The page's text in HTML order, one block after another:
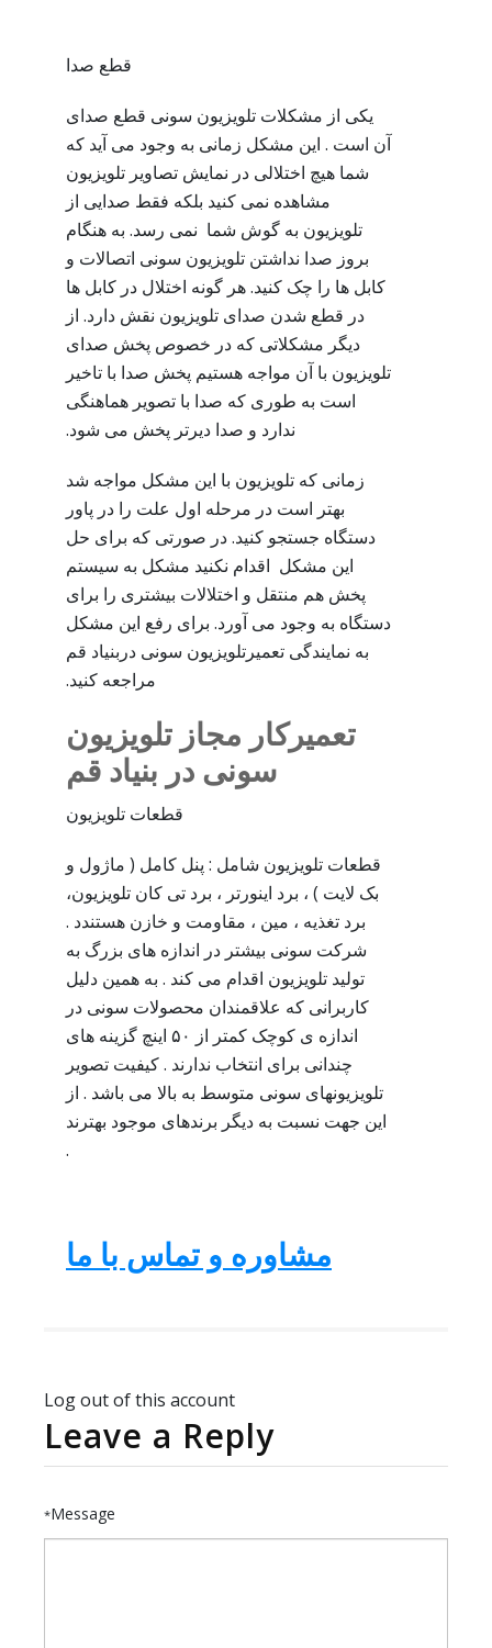
قطع صدا
یکی از مشکلات تلویزیون سونی قطع صدای
آن است . این مشکل زمانی به وجود می آید که
شما هیچ اختلالی در نمایش تصاویر تلویزیون
مشاهده نمی کنید بلکه فقط صدایی از
تلویزیون به گوش شما نمی رسد. به هنگام
بروز صدا نداشتن تلویزیون سونی اتصالات و
کابل ها را چک کنید. هر گونه اختلال در کابل ها
در قطع شدن صدای تلویزیون نقش دارد. از
دیگر مشکلاتی که در خصوص پخش صدای
تلویزیون با آن مواجه هستیم پخش صدا با تاخیر
است به طوری که صدا با تصویر هماهنگی
ندارد و صدا دیرتر پخش می شود.
زمانی که تلویزیون با این مشکل مواجه شد
بهتر است در مرحله اول علت را در پاور
دستگاه جستجو کنید. در صورتی که برای حل
این مشکل اقدام نکنید مشکل به سیستم
پخش هم منتقل و اختلالات بیشتری را برای
دستگاه به وجود می آورد. برای رفع این مشکل
به نمایندگی تعمیرتلویزیون سونی دربنیاد قم
مراجعه کنید.
تعمیرکار مجاز تلویزیون
سونی در بنیاد قم
قطعات تلویزیون
قطعات تلویزیون شامل : پنل کامل ( ماژول و
بک لایت ) ، برد اینورتر ، برد تی کان تلویزیون،
برد تغذیه ، مین ، مقاومت و خازن هستندد .
شرکت سونی بیشتر در اندازه های بزرگ به
تولید تلویزیون اقدام می کند . به همین دلیل
کاربرانی که علاقمندان محصولات سونی در
اندازه ی کوچک کمتر از ۵۰ اینچ گزینه های
چندانی برای انتخاب ندارند . کیفیت تصویر
تلویزیونهای سونی متوسط به بالا می باشد . از
این جهت نسبت به دیگر برندهای موجود بهترند
.
مشاوره و تماس با ما
Log out of this account
Leave a Reply
Message
*